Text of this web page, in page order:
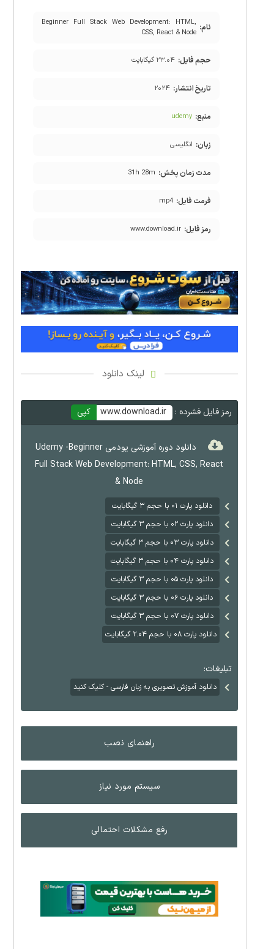
نام: Beginner Full Stack Web Development: HTML,
CSS, React & Node
حجم فایل: ۲۳.۰۴ گیگابایت
تاریخ انتشار: ۲۰۲۴
منبع: udemy
زبان: انگلیسی
مدت زمان پخش: 31h 28m
فرمت فایل: mp4
رمز فایل: www.download.ir
لینک دانلود
رمز فایل فشرده : www.download.ir کپی
دانلود دوره آموزشی یودمی Udemy -Beginner
Full Stack Web Development: HTML, CSS, React
& Node
دانلود پارت ۰۱ با حجم ۳ گیگابایت
دانلود پارت ۰۲ با حجم ۳ گیگابایت
دانلود پارت ۰۳ با حجم ۳ گیگابایت
دانلود پارت ۰۴ با حجم ۳ گیگابایت
دانلود پارت ۰۵ با حجم ۳ گیگابایت
دانلود پارت ۰۶ با حجم ۳ گیگابایت
دانلود پارت ۰۷ با حجم ۳ گیگابایت
دانلود پارت ۰۸ با حجم ۲.۰۴ گیگابایت
تبلیغات:
دانلود آموزش تصویری به زبان فارسی - کلیک کنید
راهنمای نصب
سیستم مورد نیاز
رفع مشکلات احتمالی